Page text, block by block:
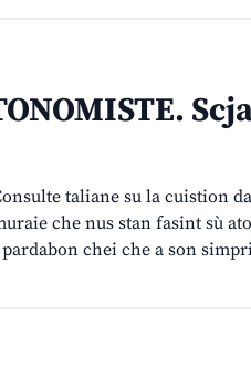
taliane su la cuistion
che nus stan fasint sù
chei che a son